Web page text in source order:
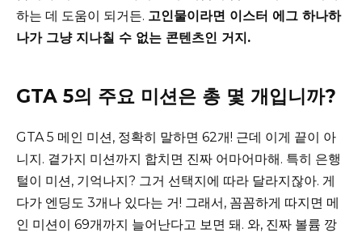
하는 데 도움이 되거든. 고인물이라면 이스터 에그 하나하
나가 그냥 지나칠 수 없는 콘텐츠인 거지.
GTA 5의 주요 미션은 총 몇 개입니까?
GTA 5 메인 미션, 정확히 말하면 62개! 근데 이게 끝이 아
니지. 곁가지 미션까지 합치면 진짜 어마어마해. 특히 은행
털이 미션, 기억나지? 그거 선택지에 따라 달라지잖아. 게
다가 엔딩도 3개나 있다는 거! 그래서, 꼼꼼하게 따지면 메
인 미션이 69개까지 늘어난다고 보면 돼. 와, 진짜 볼륨 깡